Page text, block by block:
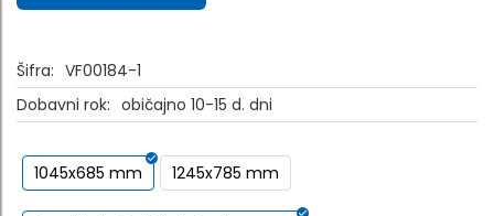
Šifra: VF00184-1
Dobavni rok: običajno 10-15 d. dni
1045x685 mm 1245x785 mm